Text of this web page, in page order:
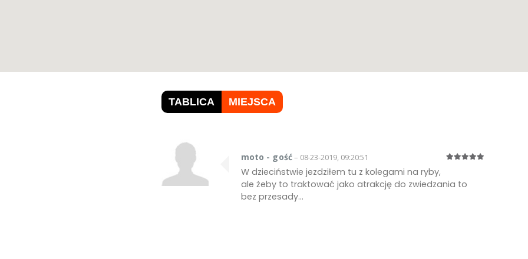
TABLICA MIEJSCA
moto - gość– 08-23-2019, 09:20:51
W dzieciństwie jezdziłem tu z kolegami na ryby,
ale żeby to traktować jako atrakcję do zwiedzania to
bez przesady...